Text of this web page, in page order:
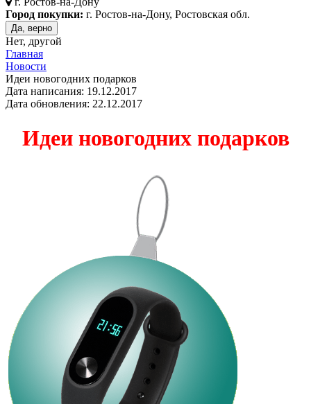
Город покупки: г. Ростов-на-Дону, Ростовская обл.
Да, верно
Нет, другой
Главная
Новости
Идеи новогодних подарков
Дата написания: 19.12.2017
Дата обновления: 22.12.2017
Идеи новогодних подарков